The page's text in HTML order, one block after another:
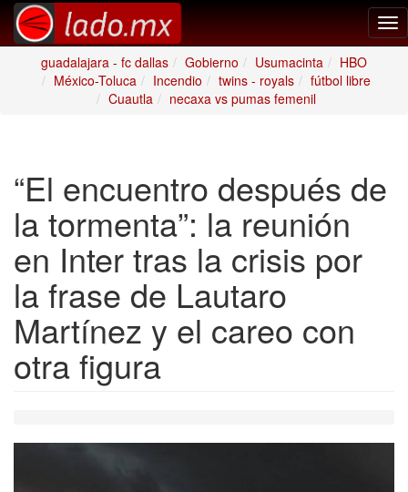
guadalajara - fc dallas
Gobierno Usumacinta
HBO
México-Toluca
Incendio twins - royals
fútbol libre
Cuautla
necaxa vs pumas femenil
“El encuentro después de
la tormenta”: la reunión
en Inter tras la crisis por
la frase de Lautaro
Martínez y el careo con
otra figura